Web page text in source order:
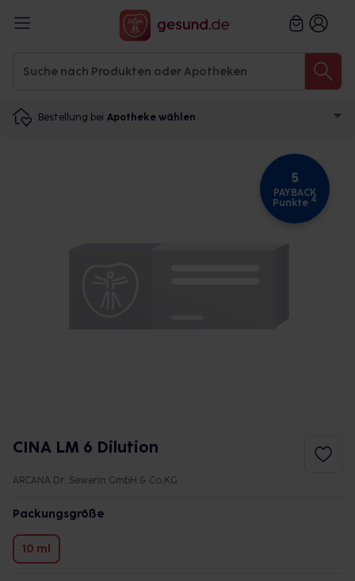
Bestellung bei Apotheke wählen
5
PAYBACK
Punkte 4
CINA LM 6 Dilution
ARCANA Dr. Sewerin GmbH & Co.KG
Packungsgröße
10 ml